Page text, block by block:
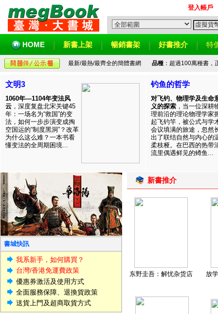
登入帳戶
HOME 新書上架 暢銷書架 好書推介 特
最新/最熱/最齊全的簡體書網 品種：超過100萬種書，
文明3
1060年—1104年变法风
云 ，深度复盘北宋关键45
年：一场名为“救国”的变
法，如何一步步演变成掏
空国运的“制度黑洞”？改革
为什么这么难？一本书看
懂变法的全周期困境...
钓鱼的哲学
对飞钓、物理学及生命
义的探索 ，当一位深耕
理前沿的理论物理学家
起飞钓竿，被公式与学
会议填满的旅途，忽然
出了联结自然与内心的
柔枝桠。在巴西的热带
流里偶遇鲜见的鳟鱼...
書城快訊
我系新手，如何購買？
台灣/香港免運費政策
優惠券激活及使用方式
全面服務保障、退換貨政策
送貨上門及超商取貨方式
新書推介
东野圭吾：解忧杂货店 放